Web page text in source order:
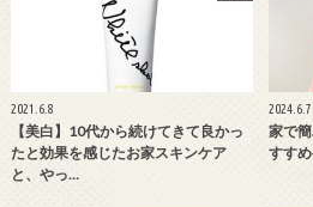
2021.6.8
【美白】10代から続けてきて良かっ
たと効果を感じたお家スキンケア
と、やっ…
2024.6.7
家で
すす